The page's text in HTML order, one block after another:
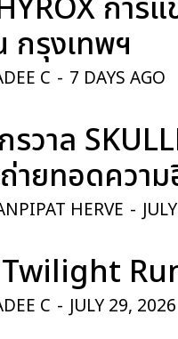
HYROX กา
กรุงเทพฯ
C - 7 DAYS AGO
รวาล
ายทอดควา
HERVE -
C - JULY 29, 2026